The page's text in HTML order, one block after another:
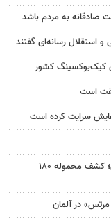
صادقانه به مردم باشد
و استقلال رسانه‌ای گفتند
است
سرایت کرده است
انهدام باند سارقان سیم و کابل در رفسنجان؛ کشف محموله ۱۸۰
در آلمان